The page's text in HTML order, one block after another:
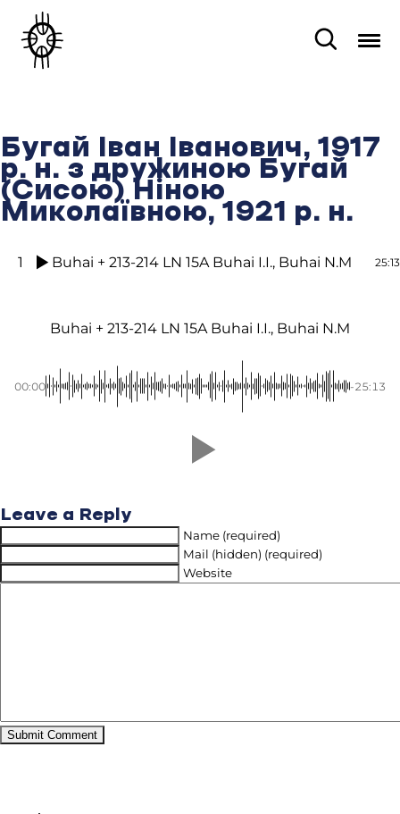
Бугай Іван Іванович, 1917
р. н. з дружиною Бугай
(Сисою) Ніною
Миколаївною, 1921 р. н.
1 Buhai + 213-214 LN 15A Buhai I.I., Buhai N.M 25:13
Buhai + 213-214 LN 15A Buhai I.I., Buhai N.M
00:00 -25:13
Leave a Reply
Name (required)
Mail (hidden) (required)
Website